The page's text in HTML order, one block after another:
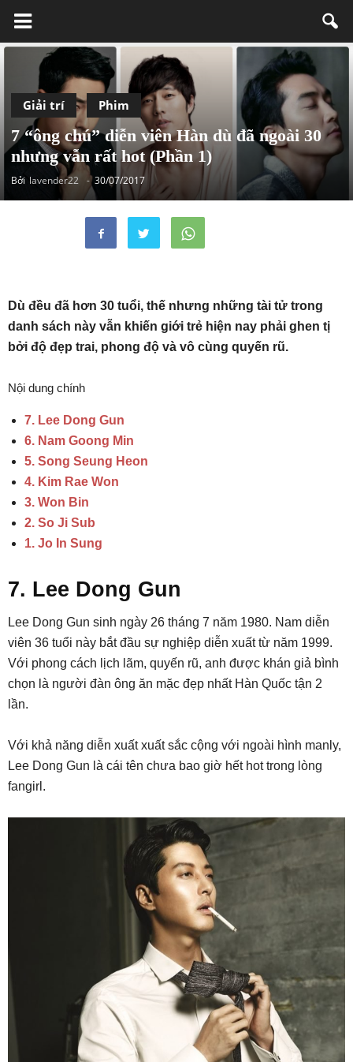
Giải trí Phim
7 “ông chú” diễn viên Hàn dù đã ngoài 30
nhưng vẫn rất hot (Phần 1)
Bởi lavender22 - 30/07/2017
Dù đều đã hơn 30 tuổi, thế nhưng những tài tử trong
danh sách này vẫn khiến giới trẻ hiện nay phải ghen tị
bởi độ đẹp trai, phong độ và vô cùng quyến rũ.
Nội dung chính
7. Lee Dong Gun
6. Nam Goong Min
5. Song Seung Heon
4. Kim Rae Won
3. Won Bin
2. So Ji Sub
1. Jo In Sung
7. Lee Dong Gun
Lee Dong Gun sinh ngày 26 tháng 7 năm 1980. Nam diễn
viên 36 tuổi này bắt đầu sự nghiệp diễn xuất từ năm 1999.
Với phong cách lịch lãm, quyến rũ, anh được khán giả bình
chọn là người đàn ông ăn mặc đẹp nhất Hàn Quốc tận 2
lần.
Với khả năng diễn xuất xuất sắc cộng với ngoài hình manly,
Lee Dong Gun là cái tên chưa bao giờ hết hot trong lòng
fangirl.